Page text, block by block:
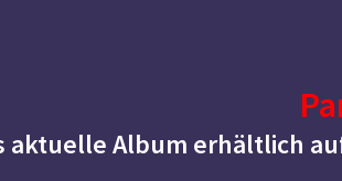
aktuelle Album erhältlich